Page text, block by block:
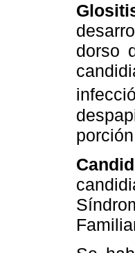
dorso